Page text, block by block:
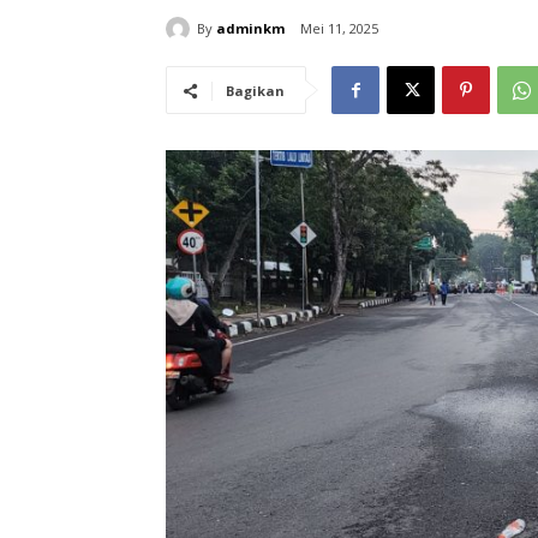
By adminkm Mei 11, 2025
Bagikan